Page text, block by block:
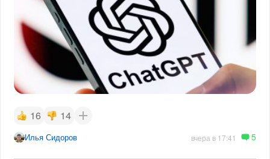
16 14
Илья Сидоров вчера в 17:41 5